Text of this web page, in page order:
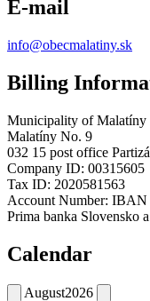
E-mail
info@obecmalatiny.sk
Billing
Municipality of Malatíny
Malatíny No. 9
032 15 post office
Company ID: 00315605
Tax ID: 2020581563
Account Number: IBAN
Prima banka Slovensko
Calendar
August2026